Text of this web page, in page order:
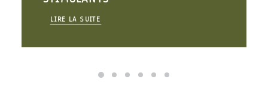
LIRE LA SUITE